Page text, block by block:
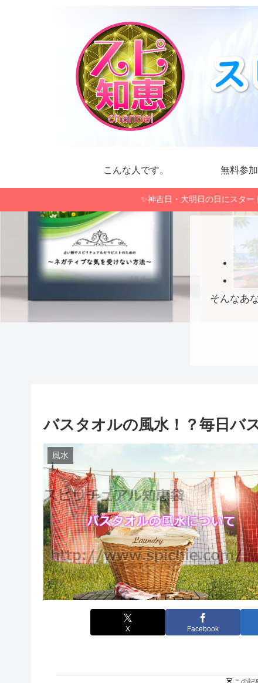
こんな人です。 無料参加
✨神吉日・大明日の日にスタ
そんなあ
バスタオルの風水！？毎日バ
風水
X Facebook